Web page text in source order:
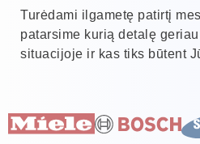
Turėdami ilgametę patirtį
patarsime kurią detalę
situacijoje ir kas tiks būtent